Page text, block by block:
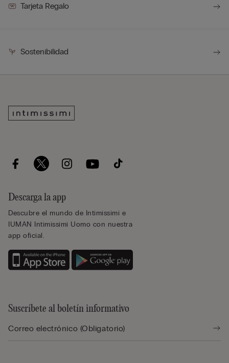
Tarjeta Regalo
Sostenibilidad
Descarga la app
Descubre el mundo de Intimissimi e
IUMAN Intimissimi Uomo con nuestra
app oficial.
Suscríbete al boletín informativo